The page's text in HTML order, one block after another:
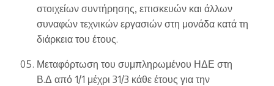
στοιχείων συντήρησης, επισκευών και άλλων
συναφών τεχνικών εργασιών στη μονάδα κατά τη
διάρκεια του έτους.
Μεταφόρτωση του συμπληρωμένου ΗΔΕ στη
Β.Δ από 1/1 μέχρι 31/3 κάθε έτους για την